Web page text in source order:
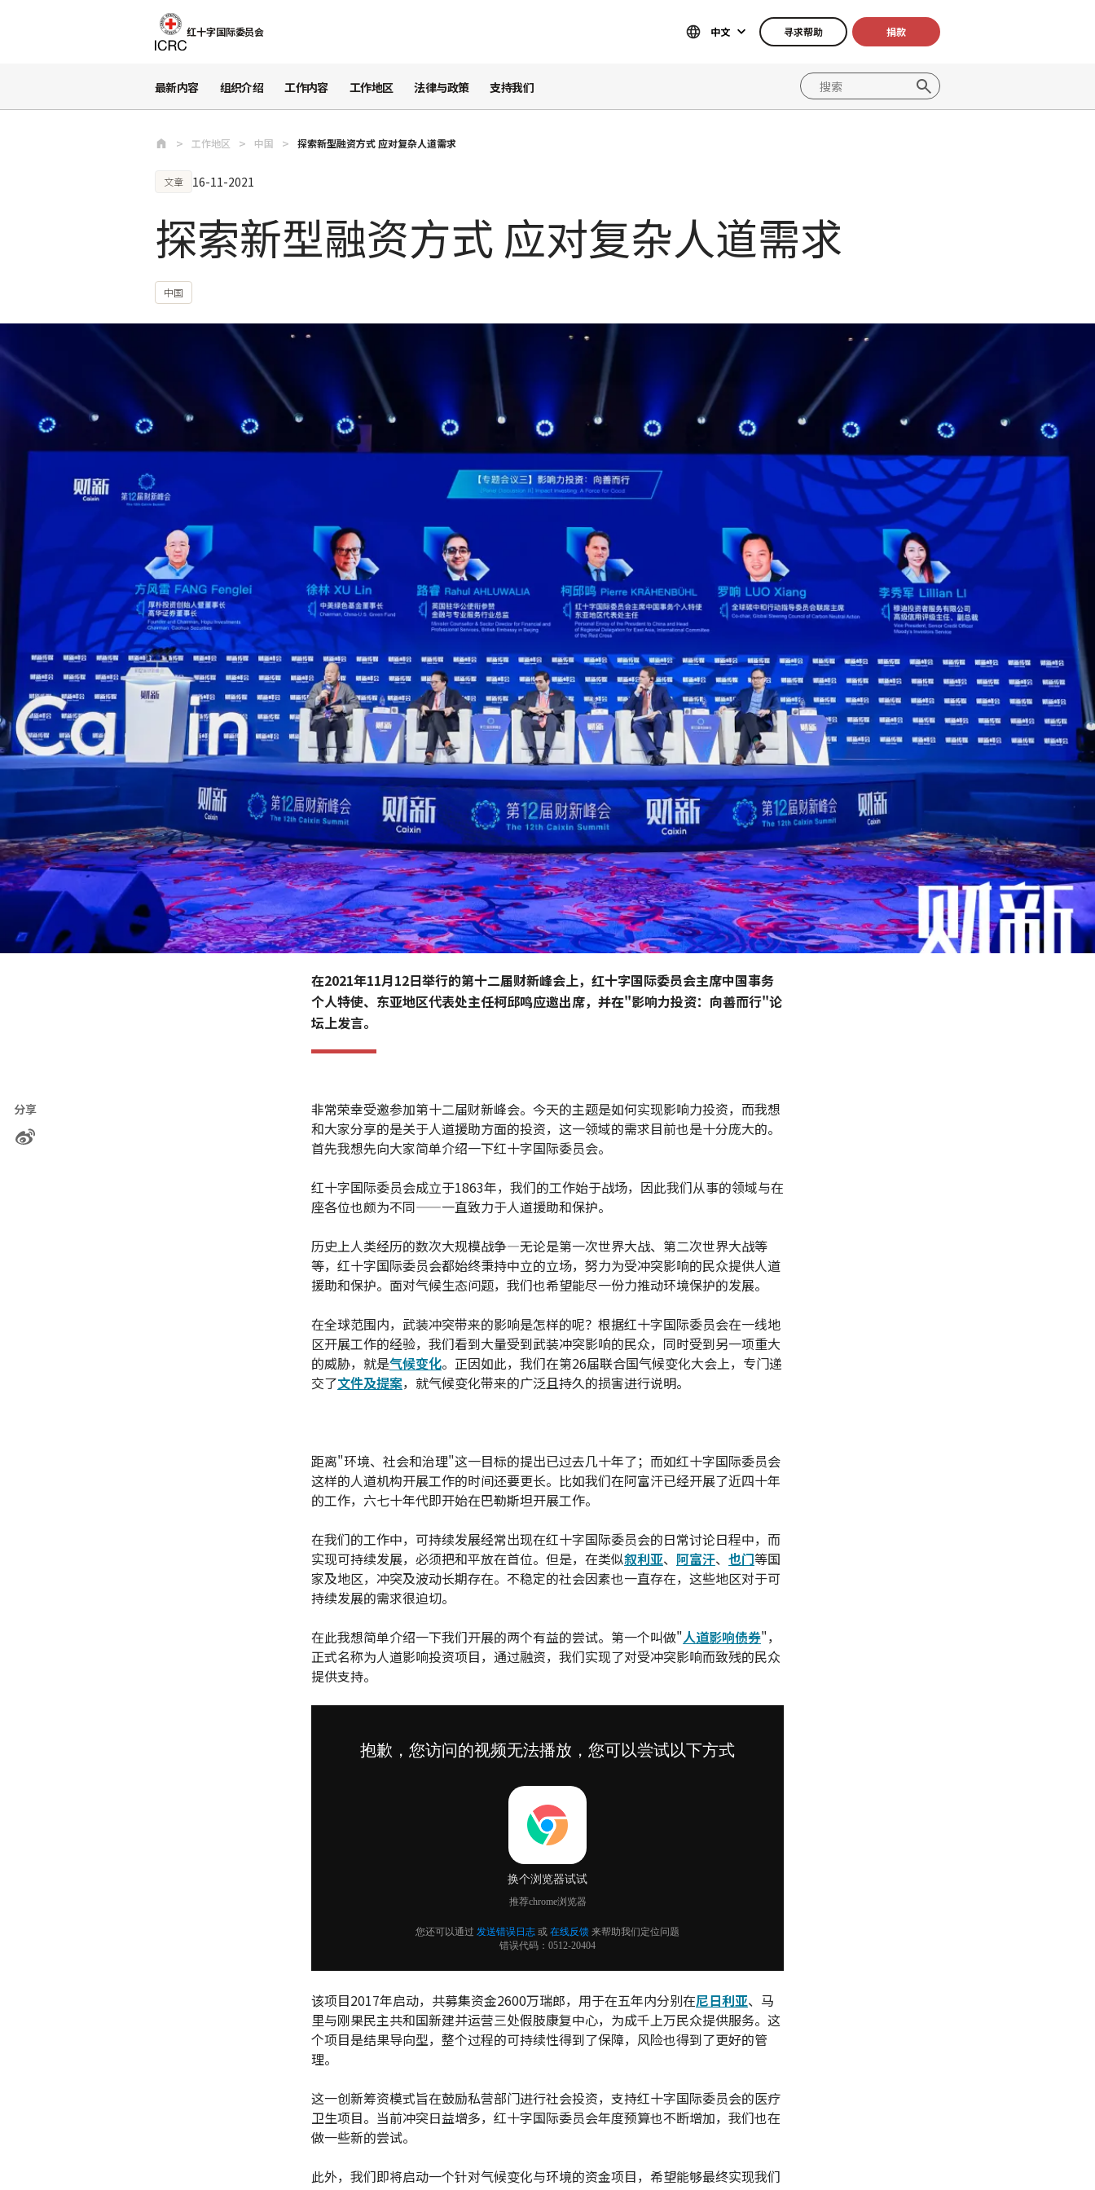
红十字国际委员会 中文 寻求帮助 捐款
最新内容 组织介绍 工作内容 工作地区 法律与政策 支持我们
工作地区 中国 探索新型融资方式 应对复杂人道需求
文章 16-11-2021
探索新型融资方式 应对复杂人道需求
中国
在2021年11月12日举行的第十二届财新峰会上，红十字国际委员会主席中国事务
个人特使、东亚地区代表处主任柯邱鸣应邀出席，并在"影响力投资：向善而行"论
坛上发言。
分享
非常荣幸受邀参加第十二届财新峰会。今天的主题是如何实现影响力投资，而我想
和大家分享的是关于人道援助方面的投资，这一领域的需求目前也是十分庞大的。
首先我想先向大家简单介绍一下红十字国际委员会。
红十字国际委员会成立于1863年，我们的工作始于战场，因此我们从事的领域与在
座各位也颇为不同——一直致力于人道援助和保护。
历史上人类经历的数次大规模战争—无论是第一次世界大战、第二次世界大战等
等，红十字国际委员会都始终秉持中立的立场，努力为受冲突影响的民众提供人道
援助和保护。面对气候生态问题，我们也希望能尽一份力推动环境保护的发展。
在全球范围内，武装冲突带来的影响是怎样的呢？根据红十字国际委员会在一线地
区开展工作的经验，我们看到大量受到武装冲突影响的民众，同时受到另一项重大
的威胁，就是气候变化。正因如此，我们在第26届联合国气候变化大会上，专门递
交了文件及提案，就气候变化带来的广泛且持久的损害进行说明。
距离"环境、社会和治理"这一目标的提出已过去几十年了；而如红十字国际委员会
这样的人道机构开展工作的时间还要更长。比如我们在阿富汗已经开展了近四十年
的工作，六七十年代即开始在巴勒斯坦开展工作。
在我们的工作中，可持续发展经常出现在红十字国际委员会的日常讨论日程中，而
实现可持续发展，必须把和平放在首位。但是，在类似叙利亚、 阿富汗、 也门等国
家及地区，冲突及波动长期存在。不稳定的社会因素也一直存在，这些地区对于可
持续发展的需求很迫切。
在此我想简单介绍一下我们开展的两个有益的尝试。第一个叫做"人道影响债券"，
正式名称为人道影响投资项目，通过融资，我们实现了对受冲突影响而致残的民众
提供支持。
该项目2017年启动，共募集资金2600万瑞郎，用于在五年内分别在尼日利亚、马
里与刚果民主共和国新建并运营三处假肢康复中心，为成千上万民众提供服务。这
个项目是结果导向型，整个过程的可持续性得到了保障，风险也得到了更好的管
理。
这一创新筹资模式旨在鼓励私营部门进行社会投资，支持红十字国际委员会的医疗
卫生项目。当前冲突日益增多，红十字国际委员会年度预算也不断增加，我们也在
做一些新的尝试。
此外，我们即将启动一个针对气候变化与环境的资金项目，希望能够最终实现我们